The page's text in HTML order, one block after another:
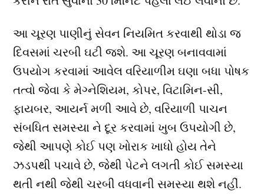
આ ચૂરણ પાણીનું સેવન નિયમિત કરવાથી થોડા જ
દિવસમાં ચરબી ઘટી જશે. આ ચૂરણ બનાવવામાં
ઉપયોગ કરવામાં આવેલ વરિયાળીમ ઘણા બધા પોષક
તત્વો જેવા કે મેગ્નેશિયમ, કોપર, વિટામિન-સી,
ફાયબર, આયર્ન મળી આવે છે, વરિયાળી પાચન
સંબધિત સમસ્યા ને દૂર કરવામાં ખુબ ઉપયોગી છે,
જેથી આપણે કોઈ પણ ખોરાક ખાધો હોય તેને
ઝડપથી પચાવે છે, જેથી પેટને લગતી કોઈ સમસ્યા
થતી નથી જેથી ચરબી વધવાની સમસ્યા થશે નહીં.